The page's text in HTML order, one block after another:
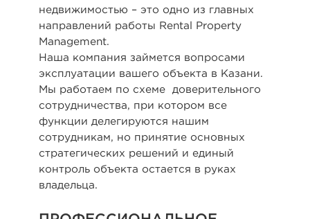
недвижимостью – это одно из главных
направлений работы Rental Property
Management.
Наша компания займется вопросами
эксплуатации вашего объекта в Казани.
Мы работаем по схеме доверительного
сотрудничества, при котором все
функции делегируются нашим
сотрудникам, но принятие основных
стратегических решений и единый
контроль объекта остается в руках
владельца.